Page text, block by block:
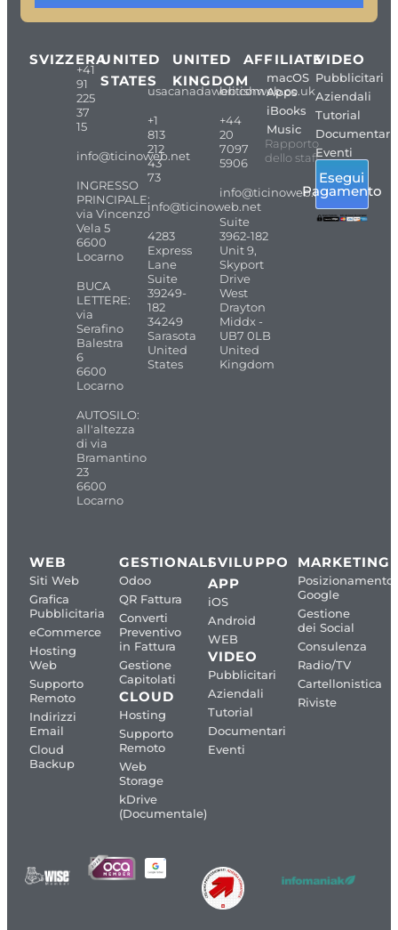
SVIZZERA
+41
91
225
37
15
info@ticinoweb.net
INGRESSO
PRINCIPALE:
via Vincenzo
Vela 5
6600
Locarno
BUCA
LETTERE:
via
Serafino
Balestra
6
6600
Locarno
AUTOSILO:
all'altezza
di via
Bramantino
23
6600
Locarno
UNITED
STATES
usacanadaweb.com
+1
813
212
43
73
info@ticinoweb.net
4283
Express
Lane
Suite
39249-
182
34249
Sarasota
United
States
UNITED
KINGDOM
britishweb.co.uk
+44
20
7097
5906
info@ticinoweb.net
Suite
3962-182
Unit 9,
Skyport
Drive
West
Drayton
Middx -
UB7 0LB
United
Kingdom
AFFILIATE
macOS
Apps
iBooks
Music
Rapporto
dello staff
VIDEO
Pubblicitari
Aziendali
Tutorial
Documentari
Eventi
Esegui
Pagamento
WEB
Siti Web
Grafica
Pubblicitaria
eCommerce
Hosting
Web
Supporto
Remoto
Indirizzi
Email
Cloud
Backup
GESTIONALI
Odoo
QR Fattura
Converti
Preventivo
in Fattura
Gestione
Capitolati
CLOUD
Hosting
Supporto
Remoto
Web
Storage
kDrive
(Documentale)
SVILUPPO
APP
iOS
Android
WEB
VIDEO
Pubblicitari
Aziendali
Tutorial
Documentari
Eventi
MARKETING
Posizionamento
Google
Gestione
dei Social
Consulenza
Radio/TV
Cartellonistica
Riviste